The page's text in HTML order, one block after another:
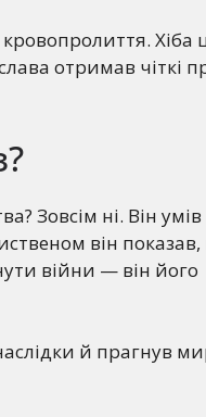
Хіба
отримав чіткі
Зовсім ні. Він
він
війни — він його
й прагнув